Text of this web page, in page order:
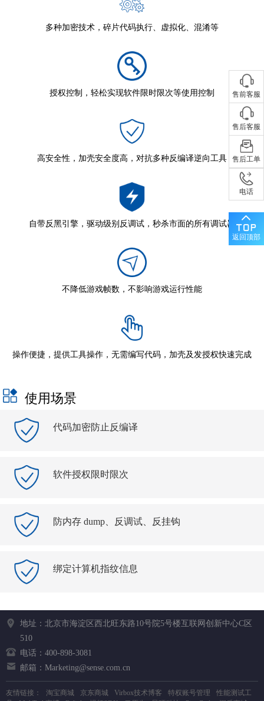
多种加密技术，碎片代码执行、虚拟化、混淆等
授权控制，轻松实现软件限时限次等使用控制
高安全性，加壳安全度高，对抗多种反编译逆向工具
自带反黑引擎，驱动级别反调试，秒杀市面的所有调试器
不降低游戏帧数，不影响游戏运行性能
操作便捷，提供工具操作，无需编写代码，加壳及发授权快速完成
使用场景
代码加密防止反编译
软件授权限时限次
防内存 dump、反调试、反挂钩
绑定计算机指纹信息
售前客服
售后客服
售后工单
电话
返回顶部
地址：北京市海淀区西北旺东路10号院5号楼互联网创新中心C区
510
电话：400-898-3081
邮箱：Marketing@sense.com.cn
友情链接： 淘宝商城 京东商城 Virbox技术博客 特权账号管理
性能测试工